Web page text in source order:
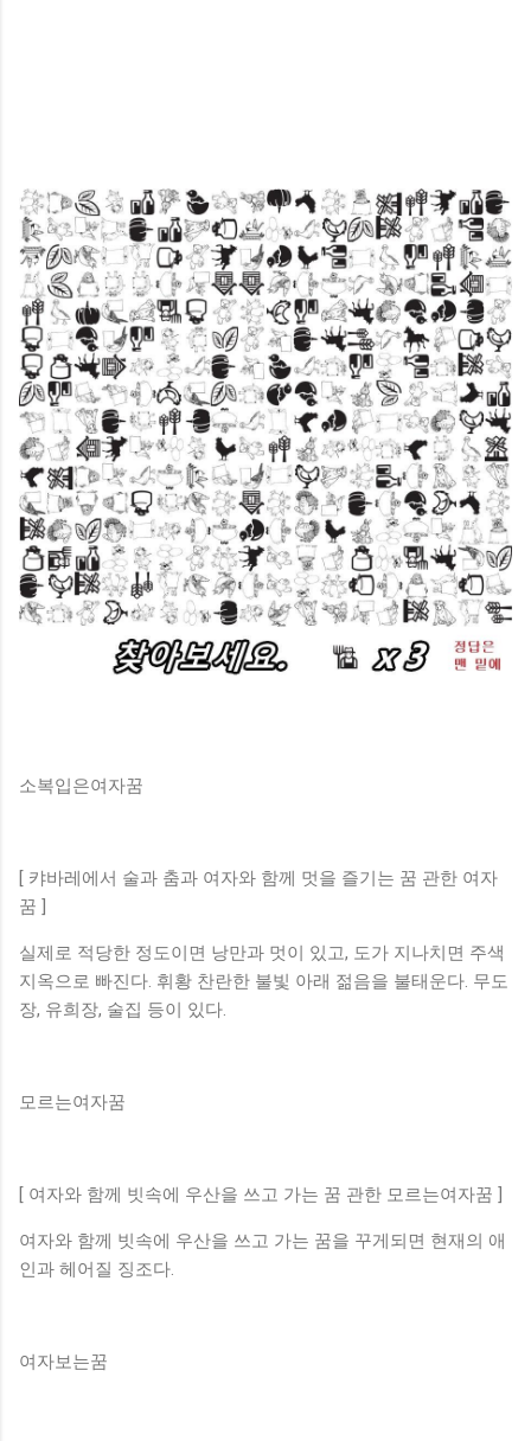
소복입은여자꿈
[ 캬바레에서 술과 춤과 여자와 함께 멋을 즐기는 꿈 관한 여자
꿈 ]
실제로 적당한 정도이면 낭만과 멋이 있고, 도가 지나치면 주색
지옥으로 빠진다. 휘황 찬란한 불빛 아래 젊음을 불태운다. 무도
장, 유희장, 술집 등이 있다.
모르는여자꿈
[ 여자와 함께 빗속에 우산을 쓰고 가는 꿈 관한 모르는여자꿈 ]
여자와 함께 빗속에 우산을 쓰고 가는 꿈을 꾸게되면 현재의 애
인과 헤어질 징조다.
여자보는꿈